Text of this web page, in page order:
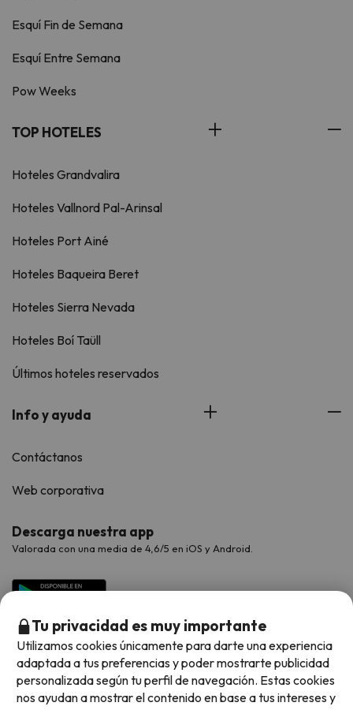
Esquí Fin de Semana
Esquí Entre Semana
Pow Weeks
TOP HOTELES
Hoteles Grandvalira
Hoteles Vallnord Pal-Arinsal
Hoteles Port Ainé
Hoteles Baqueira Beret
Hoteles Sierra Nevada
Hoteles Boí Taüll
Últimos hoteles reservados
Info y ayuda
Contáctanos
Web corporativa
Descarga nuestra app
Valorada con una media de 4,6/5 en iOS y Android.
Tu privacidad es muy importante
Utilizamos cookies únicamente para darte una experiencia
adaptada a tus preferencias y poder mostrarte publicidad
personalizada según tu perfil de navegación. Estas cookies
nos ayudan a mostrar el contenido en base a tus intereses y